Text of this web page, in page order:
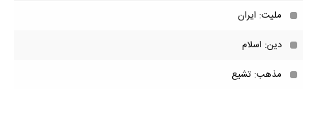
ملیت: ایران
دین: اسلام
مذهب: تشیع